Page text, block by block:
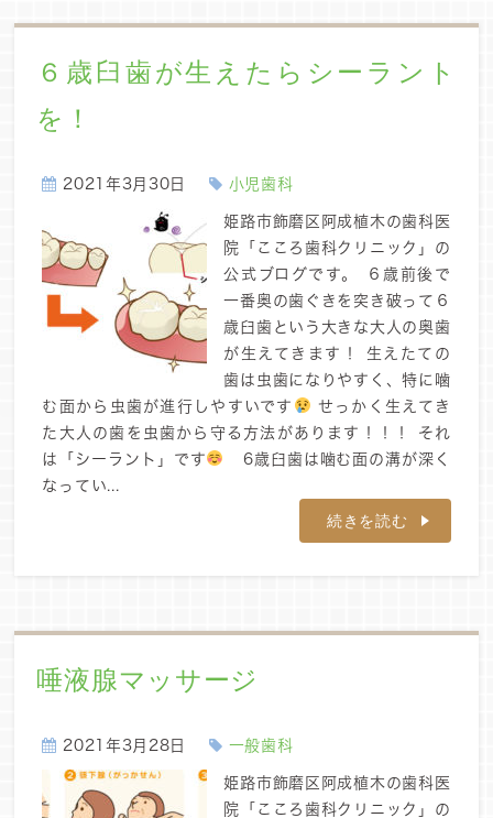
６歳臼歯が生えたらシーラント
を！
2021年3月30日 小児歯科
姫路市飾磨区阿成植木の歯科医
院「こころ歯科クリニック」の
公式ブログです。 ６歳前後で
一番奥の歯ぐきを突き破って６
歳臼歯という大きな大人の奥歯
が生えてきます！ 生えたての
歯は虫歯になりやすく、特に噛
む面から虫歯が進行しやすいです
せっかく生えてき
た大人の歯を虫歯から守る方法があります！！！ それ
は「シーラント」です
6歳臼歯は噛む面の溝が深く
なってい...
続きを読む
唾液腺マッサージ
2021年3月28日 一般歯科
姫路市飾磨区阿成植木の歯科医
院「こころ歯科クリニック」の